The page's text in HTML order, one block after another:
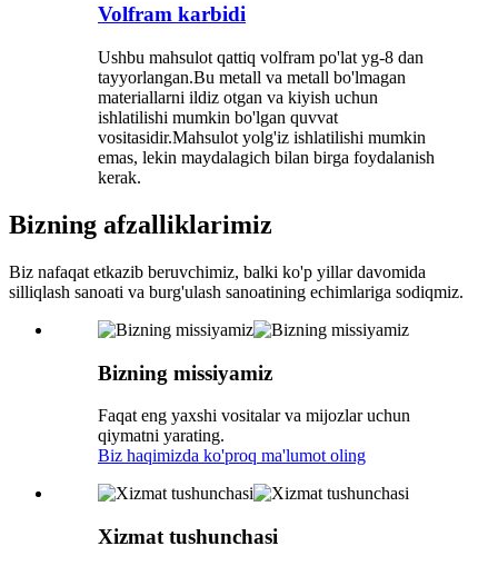
Volfram karbidi
Ushbu mahsulot qattiq volfram po'lat yg-8 dan
tayyorlangan.Bu metall va metall bo'lmagan
materiallarni ildiz otgan va kiyish uchun
ishlatilishi mumkin bo'lgan quvvat
vositasidir.Mahsulot yolg'iz ishlatilishi mumkin
emas, lekin maydalagich bilan birga foydalanish
kerak.
Bizning afzalliklarimiz
Biz nafaqat etkazib beruvchimiz, balki ko'p yillar davomida
silliqlash sanoati va burg'ulash sanoatining echimlariga sodiqmiz.
Bizning missiyamiz
Faqat eng yaxshi vositalar va mijozlar uchun
qiymatni yarating.
Biz haqimizda ko'proq ma'lumot oling
Xizmat tushunchasi